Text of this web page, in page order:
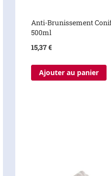
Anti-Brunissement
500ml
15,37 €
Ajouter au panier